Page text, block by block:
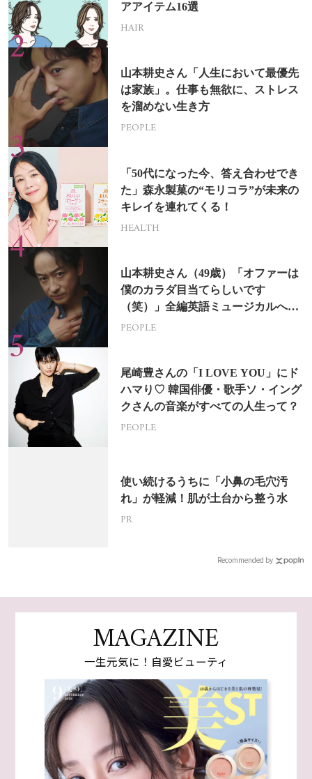
アアイテム16選
HAIR
山本耕史さん「人生において最優先
は家族」。仕事も無欲に、ストレス
を溜めない生き方
PEOPLE
「50代になった今、答え合わせでき
た」森永製菓の“モリコラ”が未来の
キレイを連れてくる！
HEALTH
山本耕史さん（49歳）「オファーは
僕のカラダ目当てらしいです
（笑）」全編英語ミュージカルへの
挑戦
PEOPLE
尾崎豊さんの「I LOVE YOU」にド
ハマり♡ 韓国俳優・歌手ソ・イング
クさんの音楽がすべての人生って？
PEOPLE
使い続けるうちに「小鼻の毛穴汚
れ」が軽減！肌が土台から整う水
PR
Recommended by
MAGAZINE
一生元気に！自愛ビューティ